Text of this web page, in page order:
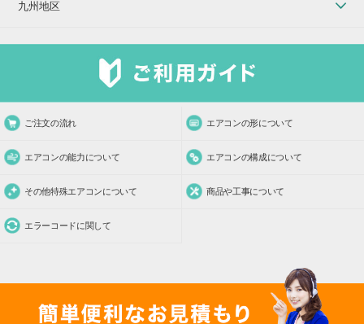
九州地区
ご注文の流れ エアコンの形について
エアコンの能力について エアコンの構成について
その他特殊エアコンについて 商品や工事について
エラーコードに関して